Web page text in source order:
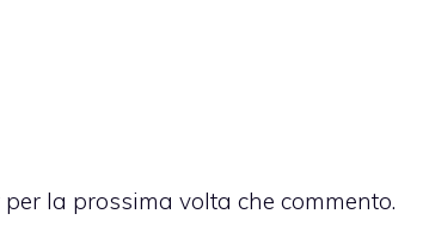
la prossima volta che commento.